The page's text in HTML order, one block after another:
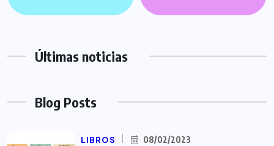
Últimas noticias
Blog Posts
LIBROS 08/02/2023